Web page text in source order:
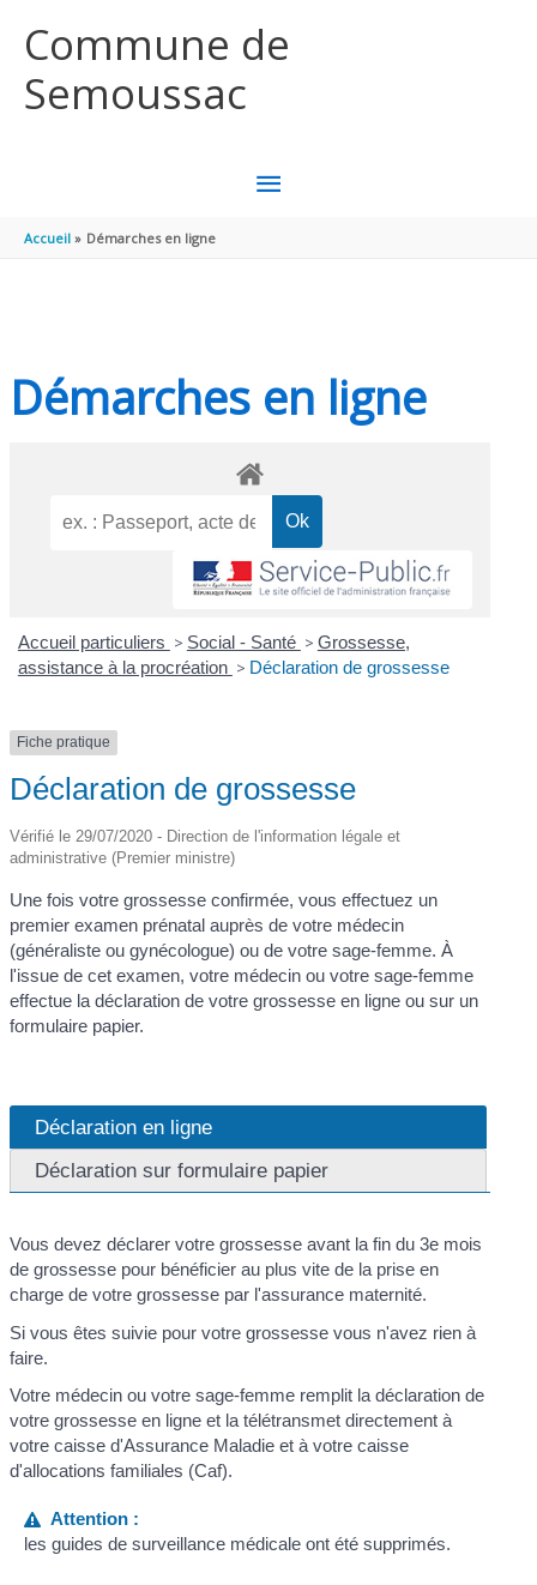
Commune de
Semoussac
MENU
Accueil Démarches en ligne
Démarches en ligne
Accueil particuliers > Social - Santé > Grossesse,
assistance à la procréation > Déclaration de grossesse
Fiche pratique
Déclaration de grossesse
Vérifié le 29/07/2020 - Direction de l'information légale et
administrative (Premier ministre)
Une fois votre grossesse confirmée, vous effectuez un
premier examen prénatal auprès de votre médecin
(généraliste ou gynécologue) ou de votre sage-femme. À
l'issue de cet examen, votre médecin ou votre sage-femme
effectue la déclaration de votre grossesse en ligne ou sur un
formulaire papier.
Déclaration en ligne
Déclaration sur formulaire papier
Vous devez déclarer votre grossesse avant la fin du 3e mois
de grossesse pour bénéficier au plus vite de la prise en
charge de votre grossesse par l'assurance maternité.
Si vous êtes suivie pour votre grossesse vous n'avez rien à
faire.
Votre médecin ou votre sage-femme remplit la déclaration de
votre grossesse en ligne et la télétransmet directement à
votre caisse d'Assurance Maladie et à votre caisse
d'allocations familiales (Caf).
Attention :
les guides de surveillance médicale ont été supprimés.